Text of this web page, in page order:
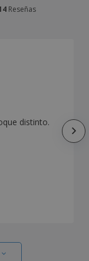
Reseñas
distinto.